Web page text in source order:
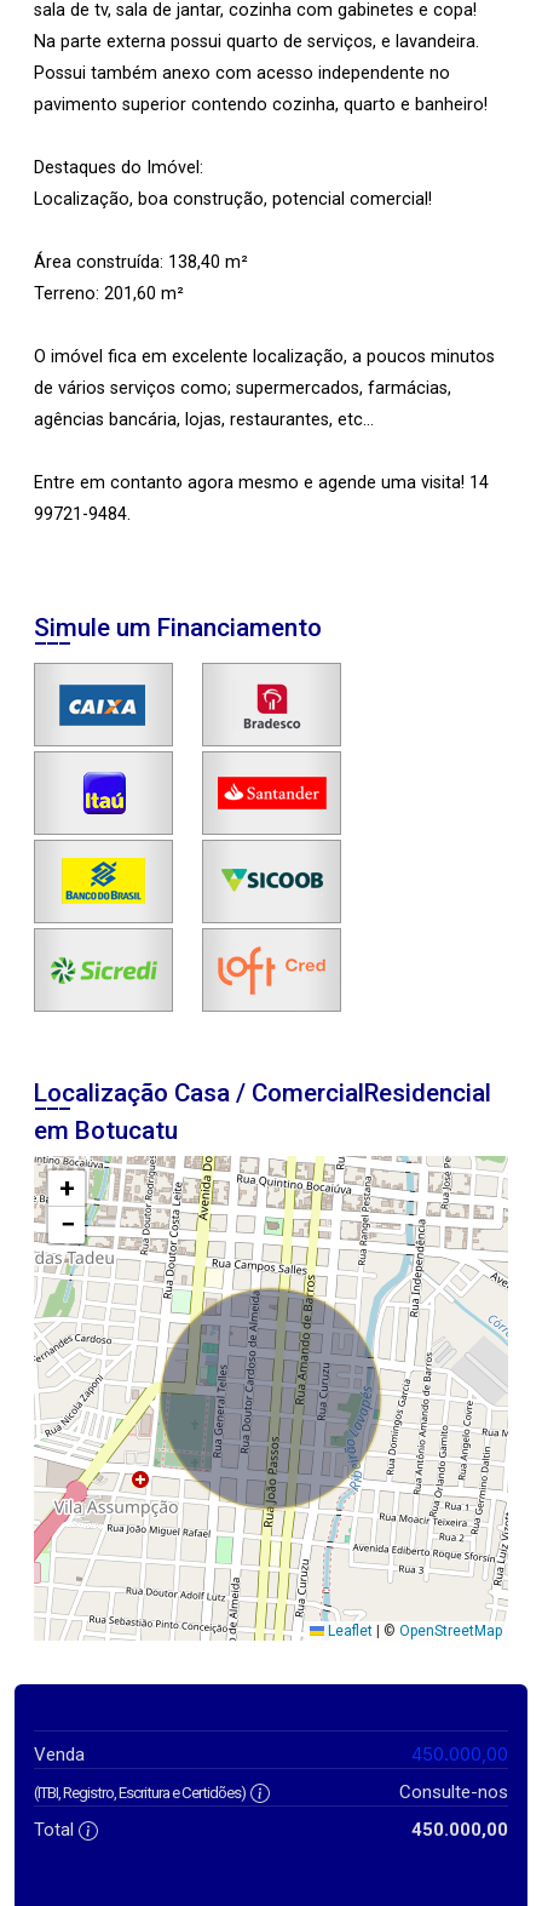
sala de tv, sala de jantar, cozinha com gabinetes e copa!
Na parte externa possui quarto de serviços, e lavandeira.
Possui também anexo com acesso independente no
pavimento superior contendo cozinha, quarto e banheiro!
Destaques do Imóvel:
Localização, boa construção, potencial comercial!
Área construída: 138,40 m²
Terreno: 201,60 m²
O imóvel fica em excelente localização, a poucos minutos
de vários serviços como; supermercados, farmácias,
agências bancária, lojas, restaurantes, etc...
Entre em contanto agora mesmo e agende uma visita! 14
99721-9484.
Simule um Financiamento
Localização Casa / ComercialResidencial
em Botucatu
+
−
Leaflet | © OpenStreetMap
Venda 450.000,00
(ITBI, Registro, Escritura e Certidões)
Consulte-nos
Total
450.000,00